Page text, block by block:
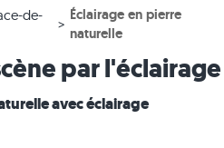
Pavés en pierre calcaire
Pavés en gneiss
Pavés rectangulaires
Murets en travertin
Murets en gneiss
Parement
de-
Éclairage en pierre
naturelle
par l'éclairage
avec éclairage